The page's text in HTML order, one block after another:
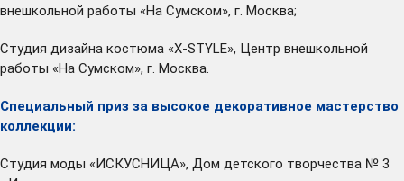
внешкольной работы «На Сумском», г. Москва;
Студия дизайна костюма «X-STYLE», Центр внешкольной
работы «На Сумском», г. Москва.
Специальный приз за высокое декоративное мастерство
коллекции:
Студия моды «ИСКУСНИЦА», Дом детского творчества № 3